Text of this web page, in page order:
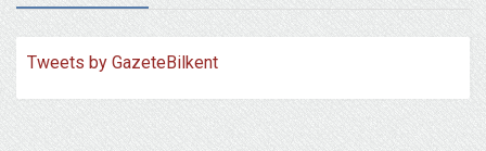
Tweets by GazeteBilkent